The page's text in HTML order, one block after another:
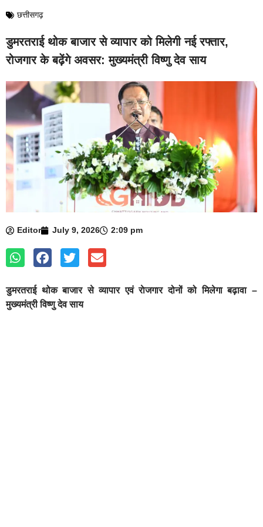
छत्तीसगढ़
डुमरतराई थोक बाजार से व्यापार को मिलेगी नई रफ्तार,
रोजगार के बढ़ेंगे अवसर: मुख्यमंत्री विष्णु देव साय
Editor July 9, 2026 2:09 pm
डुमरतराई थोक बाजार से व्यापार एवं राेजगार दोनों को मिलेगा बढ़ावा –
मुख्यमंत्री विष्णु देव साय